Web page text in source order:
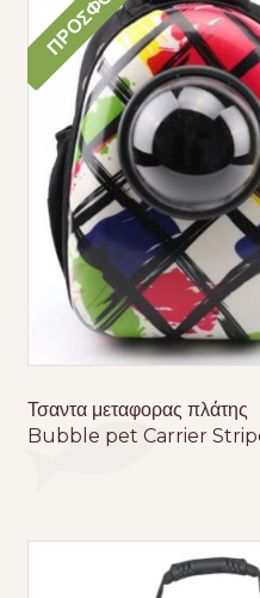
Τσαντα μεταφορας πλάτης
Bubble pet Carrier